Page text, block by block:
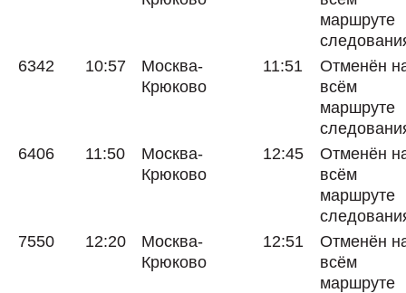
маршруте
6342
10:57
Москва-
Крюково
11:51
Отменён
всём
маршруте
6406
11:50
Москва-
Крюково
12:45
Отменён
всём
маршруте
7550
12:20
Москва-
Крюково
12:51
Отменён
всём
маршруте